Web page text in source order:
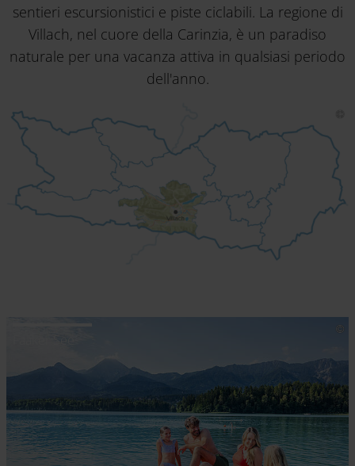
sentieri escursionistici e piste ciclabili. La regione di
Villach, nel cuore della Carinzia, è un paradiso
naturale per una vacanza attiva in qualsiasi periodo
dell'anno.